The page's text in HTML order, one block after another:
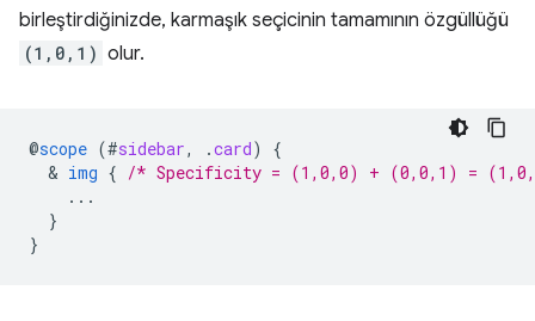
birleştirdiğinizde, karmaşık seçicinin tamamının özgüllüğü
(1,0,1) olur.
@scope (#sidebar, .card)
{
  &
img { /* Specificity = (1,0,0) + (0,0,1) =
...
}
}